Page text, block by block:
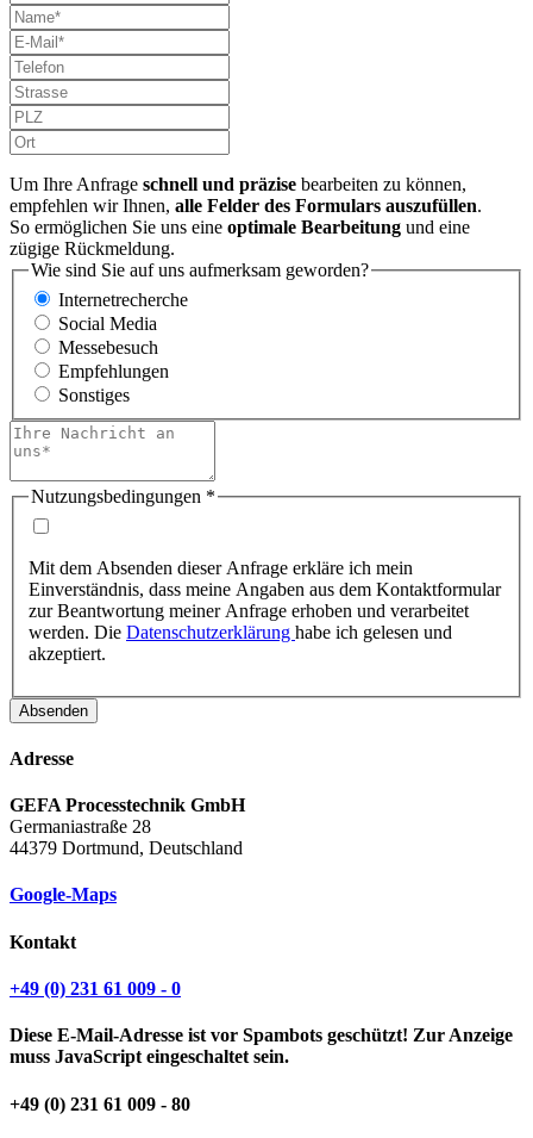
Um Ihre Anfrage schnell und präzise bearbeiten zu können,
empfehlen wir Ihnen, alle Felder des Formulars auszufüllen.
So ermöglichen Sie uns eine optimale Bearbeitung und eine
zügige Rückmeldung.
Wie sind Sie auf uns aufmerksam geworden?
Internetrecherche
Social Media
Messebesuch
Empfehlungen
Sonstiges
Nutzungsbedingungen *
Mit dem Absenden dieser Anfrage erkläre ich mein
Einverständnis, dass meine Angaben aus dem Kontaktformular
zur Beantwortung meiner Anfrage erhoben und verarbeitet
werden. Die Datenschutzerklärung habe ich gelesen und
akzeptiert.
Absenden
Adresse
GEFA Processtechnik GmbH
Germaniastraße 28
44379 Dortmund, Deutschland
Google-Maps
Kontakt
+49 (0) 231 61 009 - 0
Diese E-Mail-Adresse ist vor Spambots geschützt! Zur Anzeige
muss JavaScript eingeschaltet sein.
+49 (0) 231 61 009 - 80